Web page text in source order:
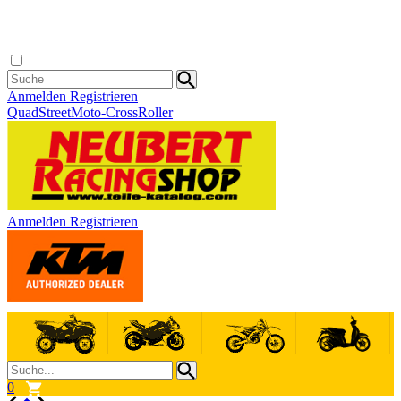
Anmelden Registrieren
QuadStreetMoto-CrossRoller
Anmelden Registrieren
0